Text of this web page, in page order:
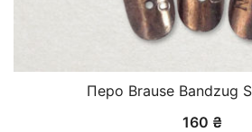
Перо Brause Bandzug
160 ₴